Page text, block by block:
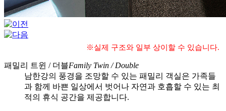
※실제 구조와 일부 상이할 수 있습니다.
패밀리 트윈 / 더블Family Twin / Double
남한강의 풍경을 조망할 수 있는 패밀리 객실은 가족들
과 함께 바쁜 일상에서 벗어나 자연과 호흡할 수 있는 최
적의 휴식 공간을 제공합니다.